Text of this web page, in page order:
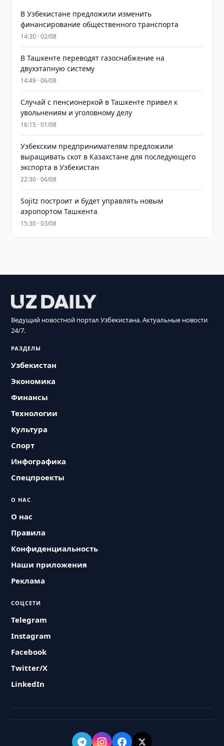
В Узбекистане предложили изменить
финансирование общественного транспорта
14:30 · 02/08
В Ташкенте переводят газоснабжение на
двухэтапную систему
14:49 · 06/08
Случай с пенсионеркой в Ташкенте привел к
увольнениям и уголовному делу
16:15 · 01/08
Узбекским предпринимателям предложили
выращивать скот в Казахстане для последующего
экспорта в Узбекистан
22:30 · 06/08
Sojitz построит и будет управлять новым
аэропортом Ташкента
15:30 · 03/08
Ведущий новостной портал Узбекистана. Актуальные новости
24/7.
РАЗДЕЛЫ
Узбекистан
Экономика
Финансы
Технологии
Культура
Спорт
Инфографика
Спецпроекты
О НАС
О нас
Правила
Конфиденциальность
Наши приложения
Реклама
СОЦСЕТИ
Telegram
Instagram
Facebook
Twitter/X
LinkedIn